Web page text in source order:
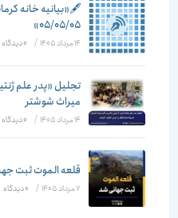
🖋️«بیانیه خانه
۰۵/۰۵/۰۵»
14 مرداد 1405 / ۰ دیدگاه
تجلیل «پدر علم ژنتیک
میراث شوشتر
14 مرداد 1405 / ۰ دیدگاه
قلعه الموت ثبت
7 مرداد 1405 / ۰ دیدگاه